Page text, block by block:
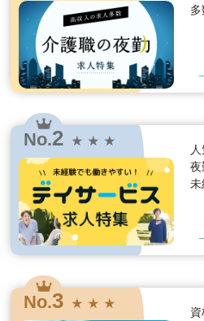
多
No.2 ★ ★ ★
夜
未
No.3 ★ ★ ★